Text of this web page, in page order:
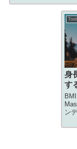
身
す
ン
指